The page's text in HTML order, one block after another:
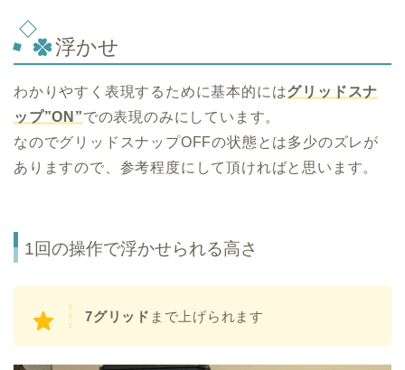
浮かせ
わかりやすく表現するために基本的にはグリッドスナ
ップ”ON”での表現のみにしています。
なのでグリッドスナップOFFの状態とは多少のズレが
ありますので、参考程度にして頂ければと思います。
1回の操作で浮かせられる高さ
7グリッド まで上げられます